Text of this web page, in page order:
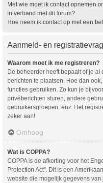
Met wie moet ik contact opnemen
in verband met dit forum?
Hoe neem ik contact op met een
Aanmeld- en
Waarom moet ik me registreren?
De beheerder heeft bepaalt of je
berichten te plaatsen. Hoe dan
functies gebruiken. Zo kun je
privéberichten sturen, andere
gebruikersgroepen, enz. Het
zeker aan!
Omhoog
Wat is COPPA?
COPPA is de afkorting voor het
Protection Act". Dit is een
website die mogelijk gegevens